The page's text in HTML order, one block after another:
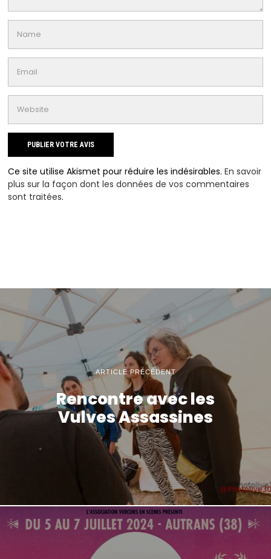
Ce site utilise Akismet pour réduire les indésirables.En savoir
plus sur la façon dont les données de vos commentaires
sont traitées.
ARTICLE PRÉCÉDENT
Rencontre avec les
Vulves Assassines